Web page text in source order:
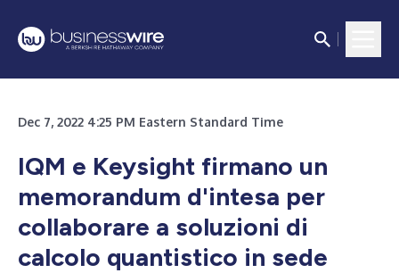
Dec 7, 2022 4:25 PM Eastern Standard Time
IQM e Keysight firmano un
memorandum d'intesa per
collaborare a soluzioni di
calcolo quantistico in sede